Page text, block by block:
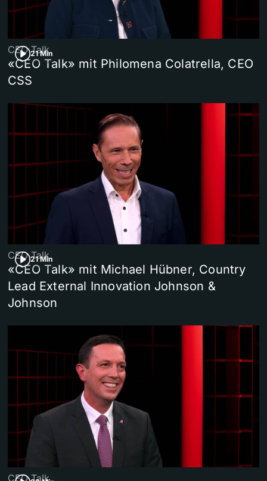
21 Min
CEO Talk
«CEO Talk» mit Philomena Colatrella, CEO
CSS
21 Min
CEO Talk
«CEO Talk» mit Michael Hübner, Country
Lead External Innovation Johnson &
Johnson
CEO Talk